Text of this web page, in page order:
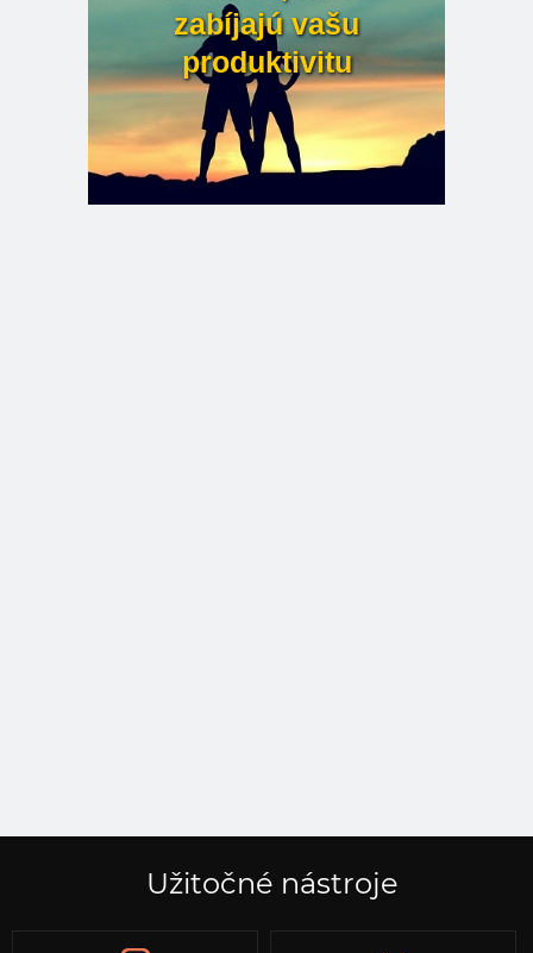
Užitočné nástroje